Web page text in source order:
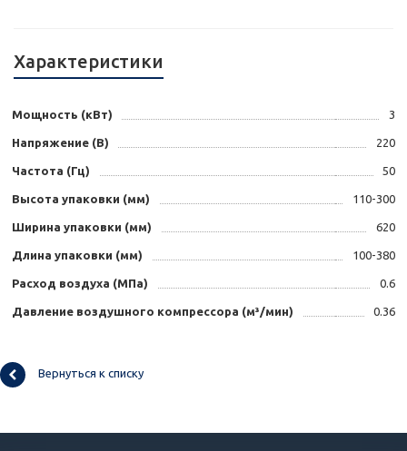
Характеристики
Мощность (кВт) 3
Напряжение (В) 220
Частота (Гц) 50
Высота упаковки (мм) 110-300
Ширина упаковки (мм) 620
Длина упаковки (мм) 100-380
Расход воздуха (MПa) 0.6
Давление воздушного компрессора (м³/мин) 0.36
Вернуться к списку